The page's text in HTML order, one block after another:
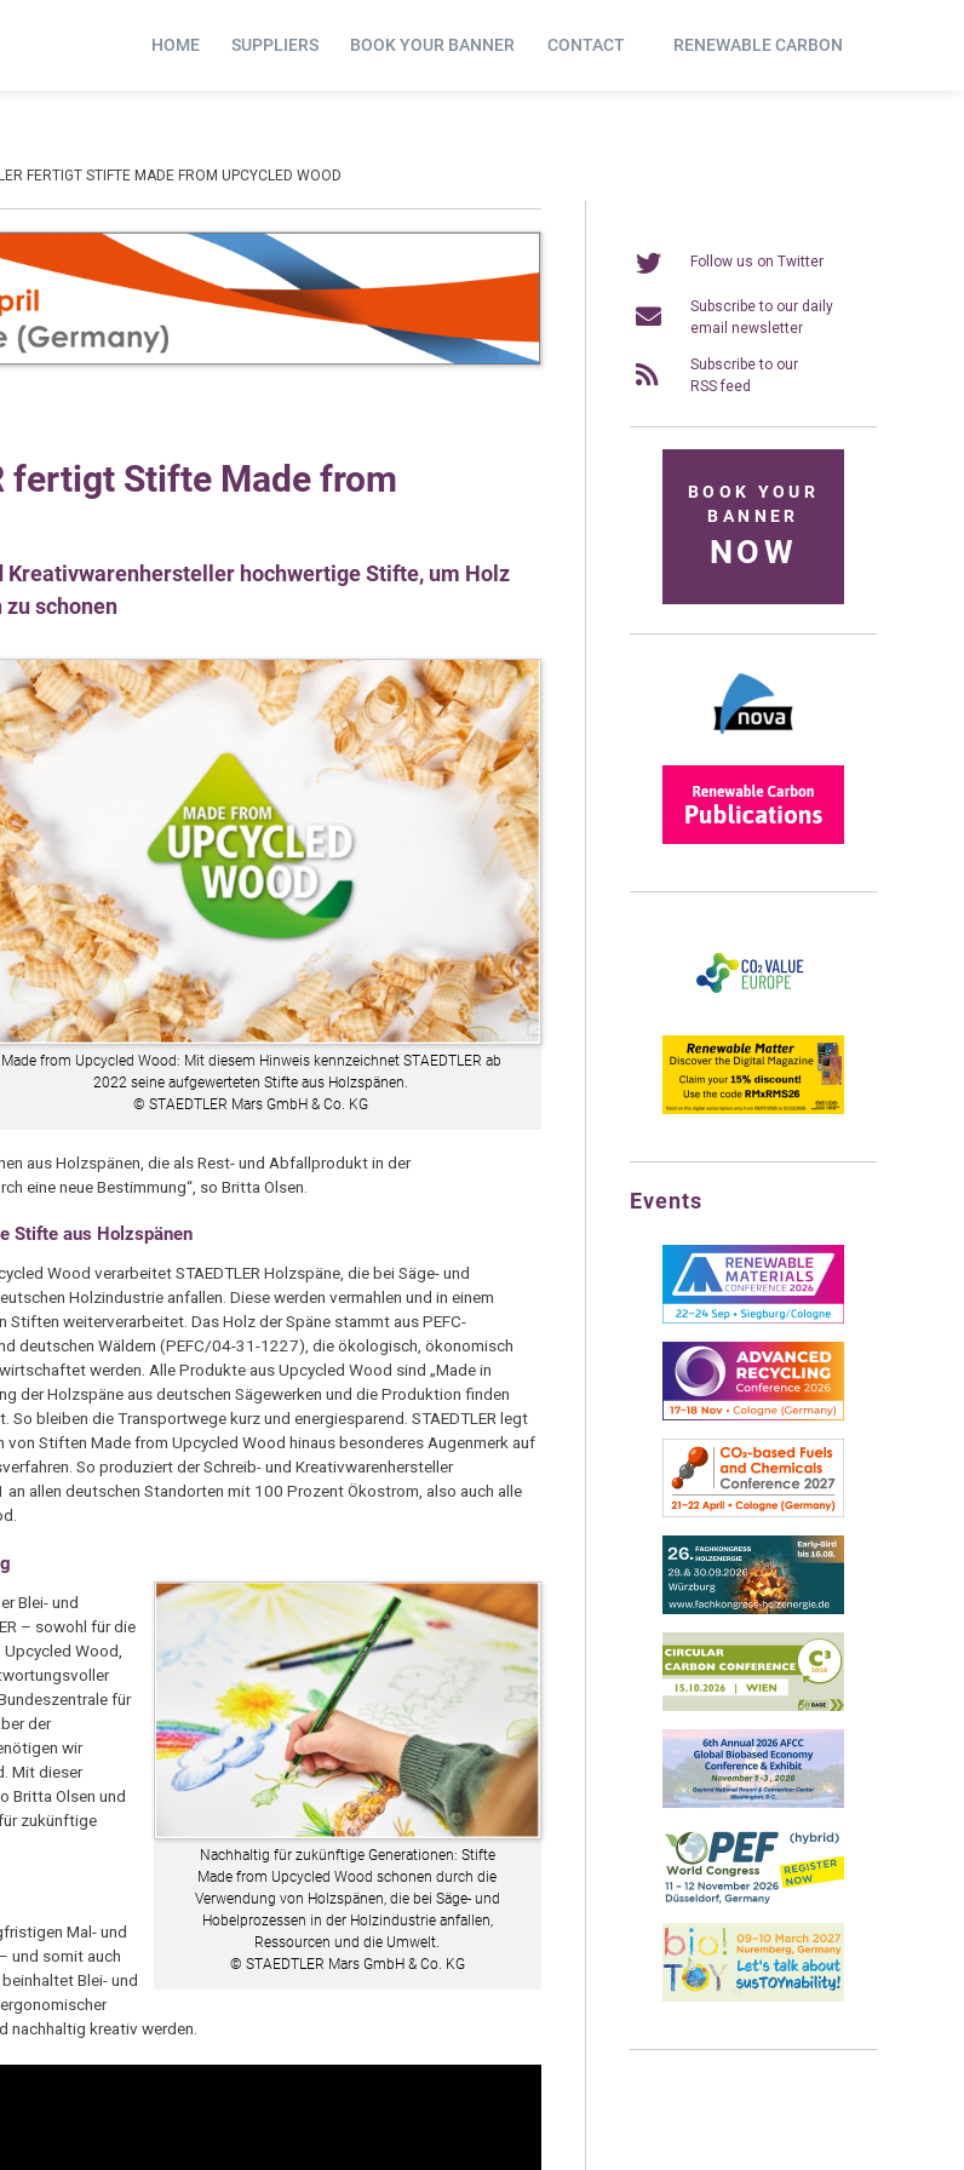
HOME SUPPLIERS BOOK YOUR BANNER CONTACT RENEWABLE CARBON
FERTIGT STIFTE MADE FROM UPCYCLED WOOD
fertigt Stifte Made from
hochwertige Stifte, um Holz
schonen
Made from Upcycled Wood: Mit diesem Hinweis kennzeichnet STAEDTLER ab
2022 seine aufgewerteten Stifte aus Holzspänen.
© STAEDTLER Mars GmbH & Co. KG
aus Holzspänen, die als Rest- und Abfallprodukt in der
eine neue Bestimmung“, so Britta Olsen.
Stifte aus Holzspänen
Wood verarbeitet STAEDTLER Holzspäne, die bei Säge- und
Holzindustrie anfallen. Diese werden vermahlen und in einem
Stiften weiterverarbeitet. Das Holz der Späne stammt aus PEFC-
deutschen Wäldern (PEFC/04-31-1227), die ökologisch, ökonomisch
werden. Alle Produkte aus Upcycled Wood sind „Made in
der Holzspäne aus deutschen Sägewerken und die Produktion finden
So bleiben die Transportwege kurz und energiesparend. STAEDTLER legt
von Stiften Made from Upcycled Wood hinaus besonderes Augenmerk auf
So produziert der Schreib- und Kreativwarenhersteller
allen deutschen Standorten mit 100 Prozent Ökostrom, also auch alle
Nachhaltig für zukünftige Generationen: Stifte
Made from Upcycled Wood schonen durch die
Verwendung von Holzspänen, die bei Säge- und
Hobelprozessen in der Holzindustrie anfallen,
Ressourcen und die Umwelt.
© STAEDTLER Mars GmbH & Co. KG
Blei- und
– sowohl für die
Wood,
für
der
wir
Mit dieser
Britta Olsen und
zukünftige
Mal- und
und somit auch
Blei- und
nachhaltig kreativ werden.
Follow us on Twitter
Subscribe to our daily
email newsletter
Subscribe to our
RSS feed
BOOK YOUR
BANNER
NOW
Events